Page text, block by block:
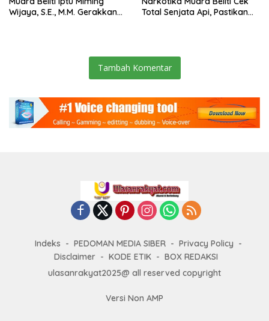
Wijaya, S.E., M.M. Gerakkan
Total Senjata Api, Pastikan
Tambah Komentar
Indeks PEDOMAN MEDIA SIBER
Privacy Policy
Disclaimer
KODE ETIK
BOX REDAKSI
ulasanrakyat2025@ all reserved copyright
Versi Non AMP